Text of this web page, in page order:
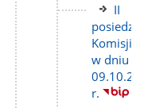
Link
do
II
Komisji
w dniu
r.